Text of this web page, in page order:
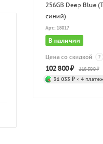
256GB Deep Blue
синий)
Арт.: 18017
В наличии
Цена со скидкой ?
102 800₽ 118 300₽
31 033 ₽ × 4